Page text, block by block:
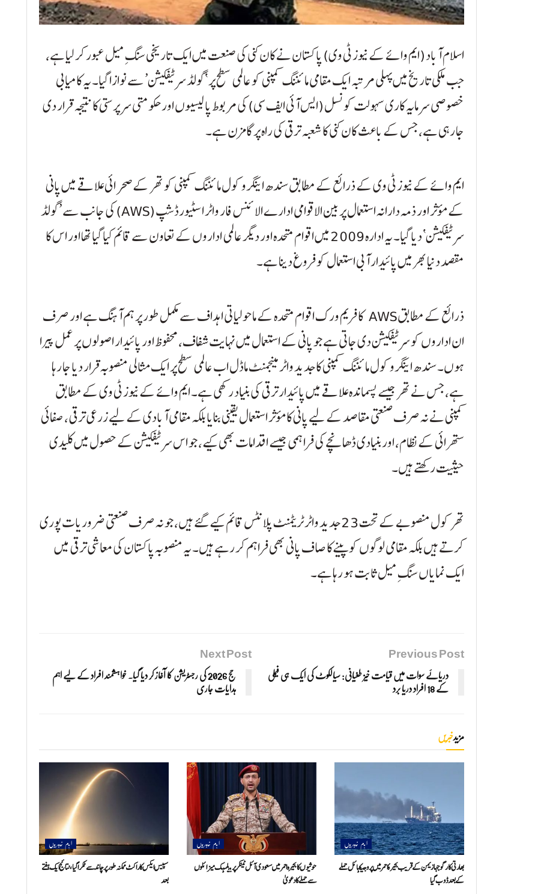
اسلام آباد (ایم وائے کے نیوز ٹی وی) پاکستان نے کان کنی کی صنعت میں ایک تاریخی سنگِ میل عبور کر لیا ہے،
جب ملکی تاریخ میں پہلی مرتبہ ایک مقامی مائننگ کمپنی کو عالمی سطح پر ‘گولڈ سرٹیفکیشن’ سے نوازا گیا۔ یہ کامیابی
خصوصی سرمایہ کاری سہولت کونسل (ایس آئی ایف سی) کی مربوط پالیسیوں اور حکومتی سرپرستی کا نتیجہ قرار دی
جا رہی ہے، جس کے باعث کان کنی کا شعبہ ترقی کی راہ پر گامزن ہے۔
ایم وائے کے نیوز ٹی وی کے ذرائع کے مطابق سندھ اینگرو کول مائننگ کمپنی کو تھر کے صحرائی علاقے میں پانی
کے مؤثر اور ذمہ دارانہ استعمال پر بین الاقوامی ادارے الائنس فار واٹر اسٹیورڈشپ (AWS) کی جانب سے ’گولڈ
سرٹیفکیشن‘ دیا گیا۔ یہ ادارہ 2009 میں اقوام متحدہ اور دیگر عالمی اداروں کے تعاون سے قائم کیا گیا تھا اور اس کا
مقصد دنیا بھر میں پائیدار آبی استعمال کو فروغ دینا ہے۔
ذرائع کے مطابق AWS کا فریم ورک اقوام متحدہ کے ماحولیاتی اہداف سے مکمل طور پر ہم آہنگ ہے اور صرف
ان اداروں کو سرٹیفکیشن دی جاتی ہے جو پانی کے استعمال میں نہایت شفاف، محفوظ اور پائیدار اصولوں پر عمل پیرا
ہوں۔ سندھ اینگرو کول مائننگ کمپنی کا جدید واٹر مینجمنٹ ماڈل اب عالمی سطح پر ایک مثالی منصوبہ قرار دیا جا رہا
ہے، جس نے تھر جیسے پسماندہ علاقے میں پائیدار ترقی کی بنیاد رکھی ہے۔ ایم وائے کے نیوز ٹی وی کے مطابق
کمپنی نے نہ صرف صنعتی مقاصد کے لیے پانی کا مؤثر استعمال یقینی بنایا بلکہ مقامی آبادی کے لیے زرعی ترقی، صفائی
ستھرائی کے نظام، اور بنیادی ڈھانچے کی فراہمی جیسے اقدامات بھی کیے، جو اس سرٹیفکیشن کے حصول میں کلیدی
حیثیت رکھتے ہیں۔
تھر کول منصوبے کے تحت 23 جدید واٹر ٹریٹمنٹ پلانٹس قائم کیے گئے ہیں، جو نہ صرف صنعتی ضروریات پوری
کرتے ہیں بلکہ مقامی لوگوں کو پینے کا صاف پانی بھی فراہم کر رہے ہیں۔ یہ منصوبہ پاکستان کی معاشی ترقی میں
ایک نمایاں سنگِ میل ثابت ہو رہا ہے۔
Previous Post
دریائے سوات میں قیامت خیز طغیانی: سیالکوٹ کی ایک ہی فیملی
کے 18 افراد دریا برد
Next Post
حج 2026 کی رجسٹریشن کا آغاز کر دیا گیا۔ خواہشمند افراد کے لیے اہم
ہدایات جاری
مزیدخبریں
اہم خبریں
بھارتی کارگو جہاز یمن کے قریب بحیرۂ احمر میں پروجیکٹائل حملے
کے بعد ڈوب گیا
اہم خبریں
حوثیوں کا بحیرہ احمر میں سعودی آئل ٹینکر پر بیلسٹک میزائلوں
سے حملے کا دعویٰ
اہم خبریں
سپیس ایکس کا راکٹ ممکنہ طور پر چاند سے ٹکرا گیا، نتائج ایک ہفتے
بعد